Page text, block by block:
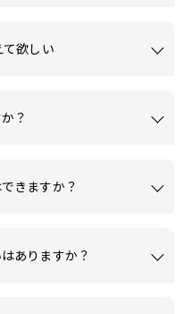
欲しい
？
きますか？
ありますか？